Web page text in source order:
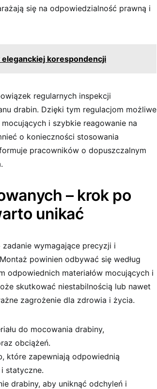
się na odpowiedzialność prawną i
korespondencji
regularnych inspekcji
drabin. Dzięki tym regulacjom możliwe
i szybkie reagowanie na
o konieczności stosowania
pracowników o dopuszczalnym
– krok po
unikać
wymagające precyzji i
powinien odbywać się według
odpowiednich materiałów mocujących i
skutkować niestabilnością lub nawet
zagrożenie dla zdrowia i życia.
do mocowania drabiny,
obciążeń.
które zapewniają odpowiednią
i statyczne.
drabiny, aby uniknąć odchyleń i